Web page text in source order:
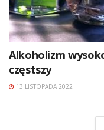
Alkoholizm
częstszy
13 LISTOPADA 2022